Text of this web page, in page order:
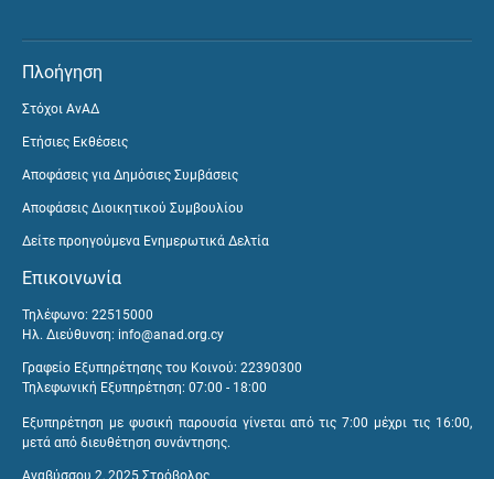
Πλοήγηση
Στόχοι ΑνΑΔ
Ετήσιες Εκθέσεις
Αποφάσεις για Δημόσιες Συμβάσεις
Αποφάσεις Διοικητικού Συμβουλίου
Δείτε προηγούμενα Ενημερωτικά Δελτία
Επικοινωνία
Τηλέφωνο: 22515000
Ηλ. Διεύθυνση: info@anad.org.cy
Γραφείο Εξυπηρέτησης του Κοινού: 22390300
Τηλεφωνική Εξυπηρέτηση: 07:00 - 18:00
Εξυπηρέτηση με φυσική παρουσία γίνεται από τις 7:00 μέχρι τις 16:00,
μετά από διευθέτηση συνάντησης.
Αναβύσσου 2, 2025 Στρόβολος